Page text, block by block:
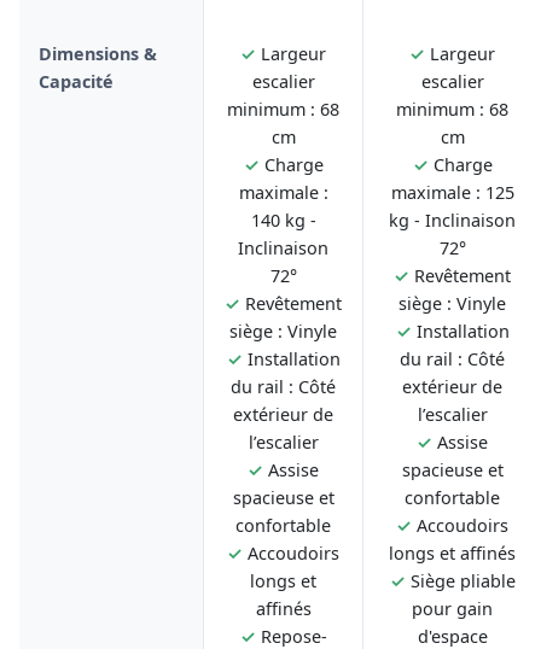
Dimensions &
Capacité
✓ Largeur
escalier
minimum : 68
cm
✓ Charge
maximale :
140 kg -
Inclinaison
72°
✓ Revêtement
siège : Vinyle
✓ Installation
du rail : Côté
extérieur de
l’escalier
✓ Assise
spacieuse et
confortable
✓ Accoudoirs
longs et
affinés
✓ Repose-
✓ Largeur
escalier
minimum : 68
cm
✓ Charge
maximale : 125
kg - Inclinaison
72°
✓ Revêtement
siège : Vinyle
✓ Installation
du rail : Côté
extérieur de
l’escalier
✓ Assise
spacieuse et
confortable
✓ Accoudoirs
longs et affinés
✓ Siège pliable
pour gain
d'espace